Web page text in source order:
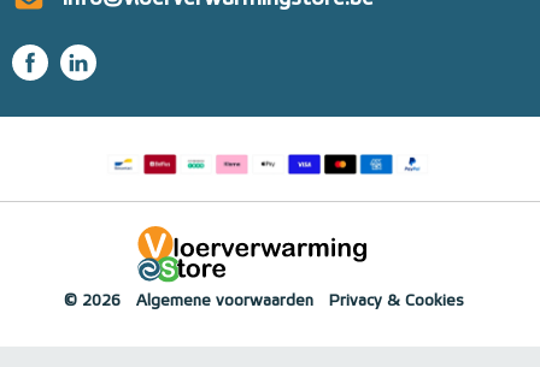
© 2026 Algemene voorwaarden Privacy & Cookies